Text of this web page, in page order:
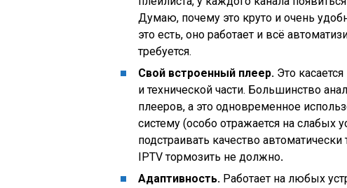
Думаю, почему это круто и очень
это есть, оно работает и всё
требуется.
Свой встроенный плеер. Это
и технической части. Большинство
плееров, а это одновременное
систему (особо отражается на слабых
подстраивать качество
IPTV тормозить не должно.
Адаптивность. Работает на любых